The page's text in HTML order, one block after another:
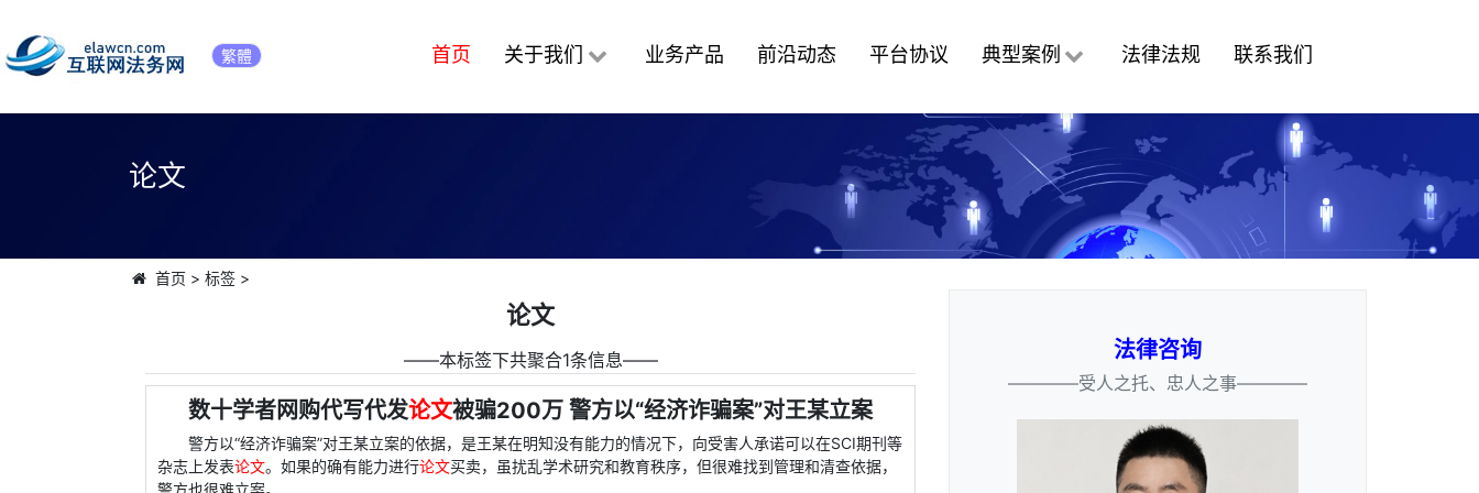
繁體 首页 关于我们 业务产品 前沿动态 平台协议 典型案例 法律法规 联系我们
论文
首页 > 标签>
论文
――本标签下共聚合1条信息――
数十学者网购代写代发论文被骗200万 警方以“经济诈骗案”对王某立案
警方以“经济诈骗案”对王某立案的依据，是王某在明知没有能力的情况下，向受害人承诺可以在SCI期刊等
杂志上发表论文。如果的确有能力进行论文买卖，虽扰乱学术研究和教育秩序，但很难找到管理和清查依据，
警方也很难立案。
法律咨询
————受人之托、忠人之事————